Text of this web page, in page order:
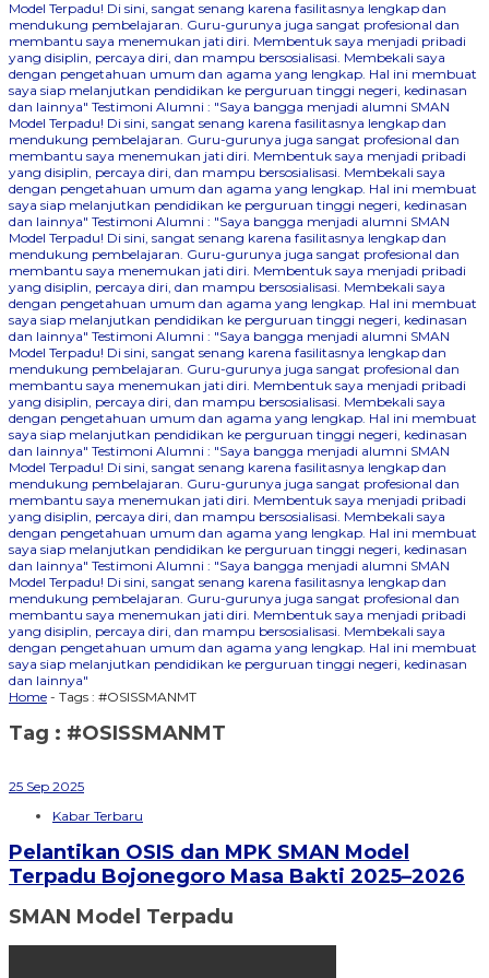
Model Terpadu! Di sini, sangat senang karena fasilitasnya lengkap dan
mendukung pembelajaran. Guru-gurunya juga sangat profesional dan
membantu saya menemukan jati diri. Membentuk saya menjadi pribadi
yang disiplin, percaya diri, dan mampu bersosialisasi. Membekali saya
dengan pengetahuan umum dan agama yang lengkap. Hal ini membuat
saya siap melanjutkan pendidikan ke perguruan tinggi negeri, kedinasan
dan lainnya" Testimoni Alumni : "Saya bangga menjadi alumni SMAN
Model Terpadu! Di sini, sangat senang karena fasilitasnya lengkap dan
mendukung pembelajaran. Guru-gurunya juga sangat profesional dan
membantu saya menemukan jati diri. Membentuk saya menjadi pribadi
yang disiplin, percaya diri, dan mampu bersosialisasi. Membekali saya
dengan pengetahuan umum dan agama yang lengkap. Hal ini membuat
saya siap melanjutkan pendidikan ke perguruan tinggi negeri, kedinasan
dan lainnya" Testimoni Alumni : "Saya bangga menjadi alumni SMAN
Model Terpadu! Di sini, sangat senang karena fasilitasnya lengkap dan
mendukung pembelajaran. Guru-gurunya juga sangat profesional dan
membantu saya menemukan jati diri. Membentuk saya menjadi pribadi
yang disiplin, percaya diri, dan mampu bersosialisasi. Membekali saya
dengan pengetahuan umum dan agama yang lengkap. Hal ini membuat
saya siap melanjutkan pendidikan ke perguruan tinggi negeri, kedinasan
dan lainnya" Testimoni Alumni : "Saya bangga menjadi alumni SMAN
Model Terpadu! Di sini, sangat senang karena fasilitasnya lengkap dan
mendukung pembelajaran. Guru-gurunya juga sangat profesional dan
membantu saya menemukan jati diri. Membentuk saya menjadi pribadi
yang disiplin, percaya diri, dan mampu bersosialisasi. Membekali saya
dengan pengetahuan umum dan agama yang lengkap. Hal ini membuat
saya siap melanjutkan pendidikan ke perguruan tinggi negeri, kedinasan
dan lainnya" Testimoni Alumni : "Saya bangga menjadi alumni SMAN
Model Terpadu! Di sini, sangat senang karena fasilitasnya lengkap dan
mendukung pembelajaran. Guru-gurunya juga sangat profesional dan
membantu saya menemukan jati diri. Membentuk saya menjadi pribadi
yang disiplin, percaya diri, dan mampu bersosialisasi. Membekali saya
dengan pengetahuan umum dan agama yang lengkap. Hal ini membuat
saya siap melanjutkan pendidikan ke perguruan tinggi negeri, kedinasan
dan lainnya" Testimoni Alumni : "Saya bangga menjadi alumni SMAN
Model Terpadu! Di sini, sangat senang karena fasilitasnya lengkap dan
mendukung pembelajaran. Guru-gurunya juga sangat profesional dan
membantu saya menemukan jati diri. Membentuk saya menjadi pribadi
yang disiplin, percaya diri, dan mampu bersosialisasi. Membekali saya
dengan pengetahuan umum dan agama yang lengkap. Hal ini membuat
saya siap melanjutkan pendidikan ke perguruan tinggi negeri, kedinasan
dan lainnya"
Home - Tags : #OSISSMANMT
Tag : #OSISSMANMT
25 Sep 2025
Kabar Terbaru
Pelantikan OSIS dan MPK SMAN Model
Terpadu Bojonegoro Masa Bakti 2025–2026
SMAN Model Terpadu